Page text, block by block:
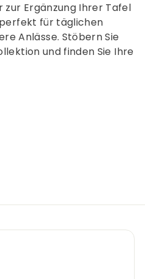
zur Ergänzung Ihrer Tafel
für täglichen
Anlässe. Stöbern Sie
und finden Sie Ihre